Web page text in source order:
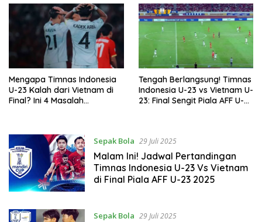
Mengapa Timnas Indonesia
U-23 Kalah dari Vietnam di
Final? Ini 4 Masalah
Tengah Berlangsung! Timnas
Indonesia U-23 vs Vietnam U-
23: Final Sengit Piala AFF U-23
Sepak Bola 29 Juli 2025
Malam Ini! Jadwal Pertandingan
Timnas Indonesia U-23 Vs Vietnam
di Final Piala AFF U-23 2025
Sepak Bola 29 Juli 2025